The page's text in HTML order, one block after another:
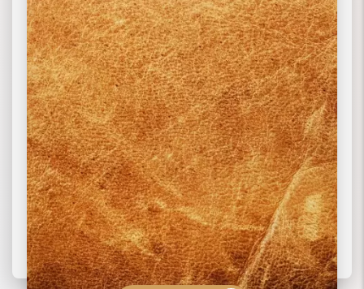
ПОДРОБНЕЕ ПОДРОБНЕЕ
ПОДРОБНЕЕ